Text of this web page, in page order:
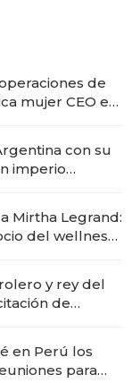
de
mujer CEO en
con su
imperio
Mirtha Legrand:
del wellness
y rey del
de
en Perú los
para